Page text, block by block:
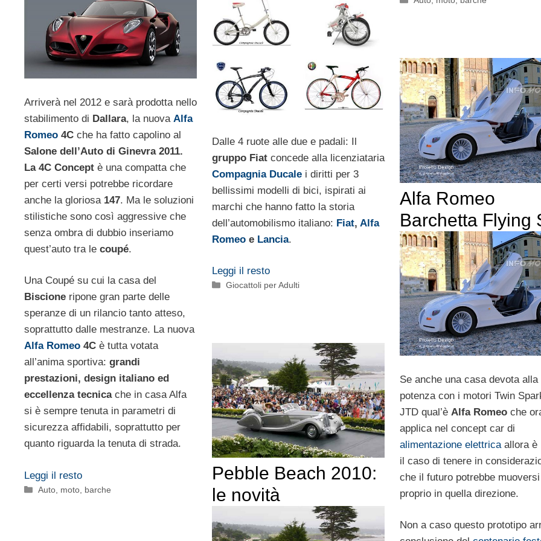
Dalle 4 ruote alle due e padali: Il
gruppo Fiatconcede alla licenziataria
Compagnia Ducalei diritti per 3
bellissimi modelli di bici, ispirati ai
marchi che hanno fatto la storia
dell’automobilismo italiano: Fiat, Alfa
Romeoe Lancia.
Leggi il resto
Categorie
Giocattoli per Adulti
Arriverà nel 2012 e sarà prodotta nello
stabilimento di Dallara, la nuova Alfa
Romeo 4C che ha fatto capolino al
Salone dell’Auto di Ginevra 2011.
La 4C Concept è una compatta che
per certi versi potrebbe ricordare
anche la gloriosa 147. Ma le soluzioni
stilistiche sono così aggressive che
senza ombra di dubbio inseriamo
quest’auto tra le coupé.
Una Coupé su cui la casa del
Biscione ripone gran parte delle
speranze di un rilancio tanto atteso,
soprattutto dalle mestranze. La nuova
Alfa Romeo 4C è tutta votata
all’anima sportiva: grandi
prestazioni, design italiano ed
eccellenza tecnicache in casa Alfa
si è sempre tenuta in parametri di
sicurezza affidabili, soprattutto per
quanto riguarda la tenuta di strada.
Leggi il resto
Categorie
Auto, moto, barche
Alfa Romeo
Barchetta Flying
Se anche una casa devota alla
potenza con i motori Twin
JTD qual’è Alfa Romeoche
applica nel concept car di
alimentazione elettricaallora è
il caso di tenere in
che il futuro potrebbe muoversi
proprio in quella direzione.
Non a caso questo prototipo
Pebble Beach 2010:
le novità